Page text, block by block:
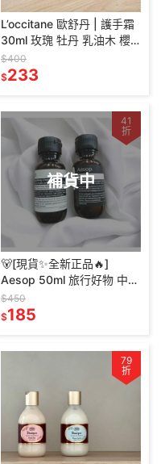
L’occitane 歐舒丹 | 護手霜
30ml 玫瑰 牡丹 乳油木 櫻
花
$400
$233
補貨中
41
折
🐻[現貨✨全新正品🔥]
Aesop 50ml 旅行好物 中樣
天竺葵 身體潔膚露 洗髮露
潤髮乳 沐浴乳 三件組
$450
$185
79
折